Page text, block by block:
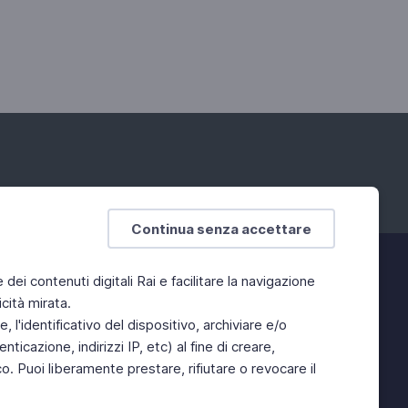
Continua senza accettare
contenuti digitali Rai e facilitare la navigazione
mirata.
l'identificativo del dispositivo, archiviare e/o
indirizzi IP, etc) al fine di creare,
Puoi liberamente prestare, rifiutare o revocare il